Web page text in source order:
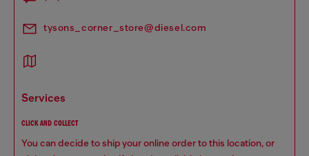
tysons_corner_store@diesel.com
services
CLICK AND COLLECT
You can decide to ship your online order to this location, or